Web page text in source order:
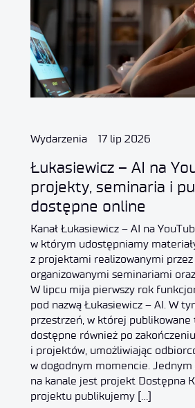
Wydarzenia 17 lip 2026
Łukasiewicz – AI na
projekty, seminaria i
dostępne online
Kanał Łukasiewicz – AI na
w którym udostępniamy
z projektami realizowanymi
organizowanymi seminariami
W lipcu mija pierwszy rok
pod nazwą Łukasiewicz – AI. W
przestrzeń, w której publikowane
dostępne również po
i projektów, umożliwiając
w dogodnym momencie. Jednym
na kanale jest projekt Dostępna
projektu publikujemy […]